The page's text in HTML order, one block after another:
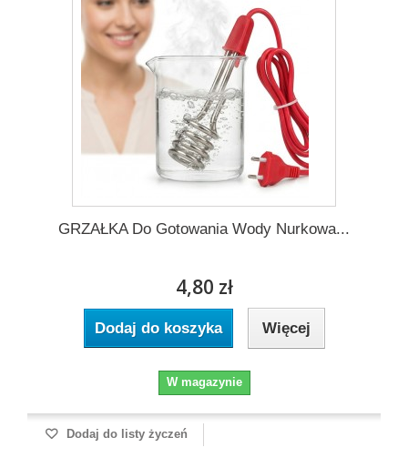
GRZAŁKA Do Gotowania Wody Nurkowa...
4,80 zł
Dodaj do koszyka Więcej
W magazynie
Dodaj do listy życzeń